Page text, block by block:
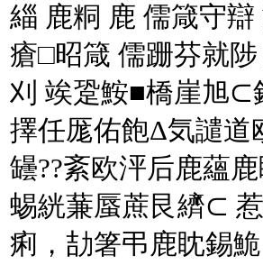
緇 鹿粡 鹿 儒箴守
瘡□昭箴 儒跚芬就
刈 竢跫鮟■橋崖旭⊂
擇任厖佑飽Δ気譴道
罎??紊欧泙后鹿蘊
蜴絖蒹蜃蔗艮纃⊂
痢，劼箸弔鹿眈錫